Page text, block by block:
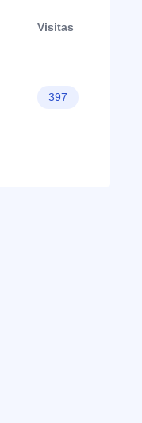
Visitas
397